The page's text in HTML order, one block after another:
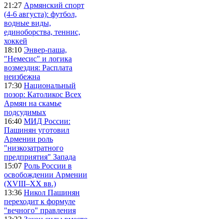
21:27 Армянский спорт
(4-6 августа): футбол,
водные виды,
единоборства, теннис,
хоккей
18:10 Энвер-паша,
"Немесис" и логика
возмездия: Расплата
неизбежна
17:30 Национальный
позор: Католикос Всех
Армян на скамье
подсудимых
16:40 МИД России:
Пашинян уготовил
Армении роль
"низкозатратного
предприятия" Запада
15:07 Роль России в
освобождении Армении
(XVIII–XX вв.)
13:36 Никол Пашинян
переходит к формуле
"вечного" правления